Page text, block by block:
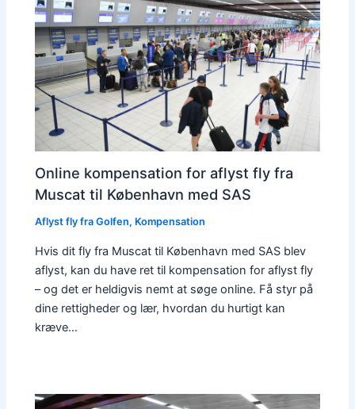
Online kompensation for aflyst fly fra
Muscat til København med SAS
Aflyst fly fra Golfen, Kompensation
Hvis dit fly fra Muscat til København med SAS blev
aflyst, kan du have ret til kompensation for aflyst fly
– og det er heldigvis nemt at søge online. Få styr på
dine rettigheder og lær, hvordan du hurtigt kan
kræve…